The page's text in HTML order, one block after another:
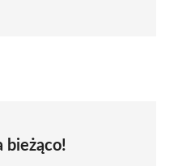
bieżąco!